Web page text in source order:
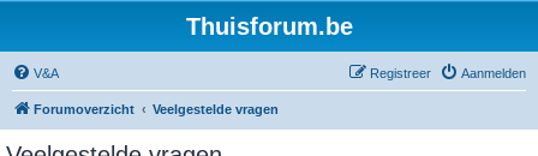
Thuisforum.be
V&A Aanmelden
Registreer
Forumoverzicht Veelgestelde vragen